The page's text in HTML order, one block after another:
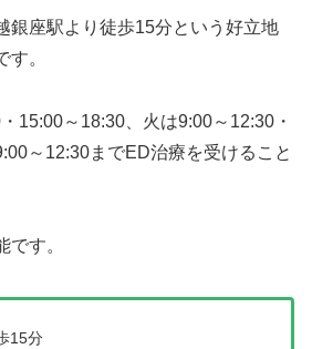
銀座駅より徒歩15分という好立地
。
15:00～18:30、火は9:00～12:30・
～12:30までED治療を受けること
す。
15分